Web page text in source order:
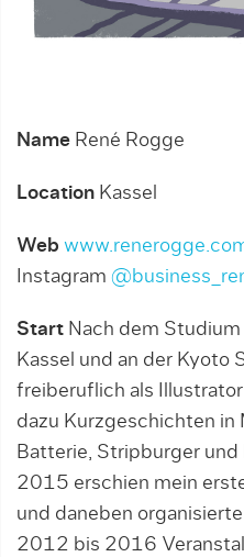
Name René Rogge
Location Kassel
Web
Instagram
Start Nach dem
Kassel und an der Kyoto
freiberuflich als
dazu Kurzgeschichten in
Batterie, Stripburger
2015 erschien mein
und daneben
2012 bis 2016